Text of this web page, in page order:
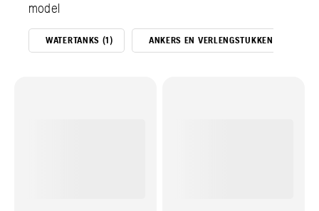
model
WATERTANKS (1) ANKERS EN VERLENGSTUKKEN (5)